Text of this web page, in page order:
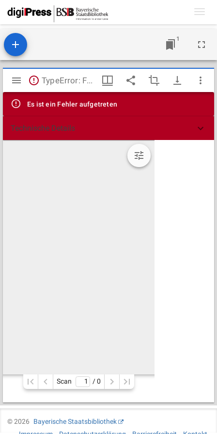
1
Mirador
Viewer
TypeError: Failed to fetch
Es ist ein Fehler aufgetreten
Technische Details
Scan / 0
©2026
Bayerische Staatsbibliothek